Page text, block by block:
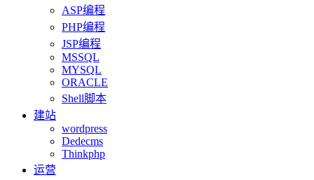
ASP编程
PHP编程
JSP编程
MSSQL
MYSQL
ORACLE
Shell脚本
建站
wordpress
Dedecms
Thinkphp
运营